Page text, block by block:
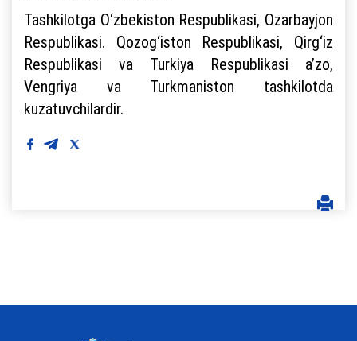
Tashkilotga O‘zbekiston Respublikasi, Ozarbayjon
Respublikasi. Qozog‘iston Respublikasi, Qirg‘iz
Respublikasi va Turkiya Respublikasi a’zo,
Vengriya va Turkmaniston tashkilotda
kuzatuvchilardir.